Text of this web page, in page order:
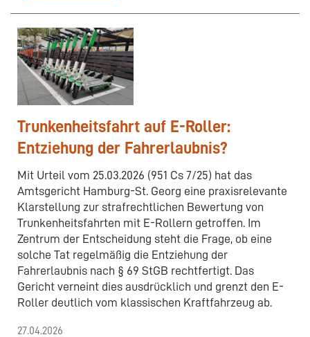
Trunkenheitsfahrt auf E-Roller:
Entziehung der Fahrerlaubnis?
Mit Urteil vom 25.03.2026 (951 Cs 7/25) hat das
Amtsgericht Hamburg-St. Georg eine praxisrelevante
Klarstellung zur strafrechtlichen Bewertung von
Trunkenheitsfahrten mit E-Rollern getroffen. Im
Zentrum der Entscheidung steht die Frage, ob eine
solche Tat regelmäßig die Entziehung der
Fahrerlaubnis nach § 69 StGB rechtfertigt. Das
Gericht verneint dies ausdrücklich und grenzt den E-
Roller deutlich vom klassischen Kraftfahrzeug ab.
27.04.2026